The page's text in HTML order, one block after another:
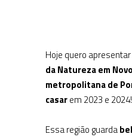
Hoje quero apresentar
da Natureza em
metropolitana de
casarem 2023 e 2024!
Essa região guarda